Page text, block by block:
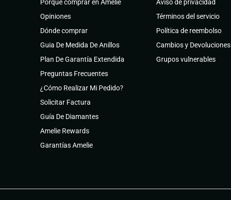
Porqué comprar en Amelie
Opiniones
Dónde comprar
Guia De Medida De Anillos
Plan De Garantía Extendida
Preguntas Frecuentes
¿Cómo Realizar Mi Pedido?
Solicitar Factura
Guía De Diamantes
Amelie Rewards
Garantías Amelie
Aviso de privacidad
Términos del servicio
Política de reembolso
Cambios y Devoluciones
Grupos vulnerables